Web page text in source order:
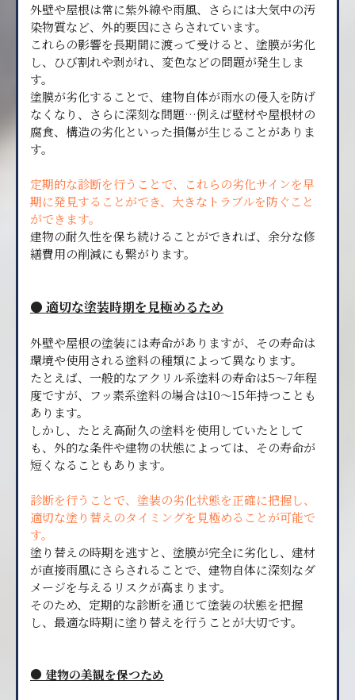
外壁や屋根は常に紫外線や雨風、さらには大気中の汚
染物質など、外的要因にさらされています。
これらの影響を長期間に渡って受けると、塗膜が劣化
し、ひび割れや剥がれ、変色などの問題が発生しま
す。
塗膜が劣化することで、建物自体が雨水の侵入を防げ
なくなり、さらに深刻な問題…例えば壁材や屋根材の
腐食、構造の劣化といった損傷が生じることがありま
す。
定期的な診断を行うことで、これらの劣化サインを早
期に発見することができ、大きなトラブルを防ぐこと
ができます。
建物の耐久性を保ち続けることができれば、余分な修
繕費用の削減にも繋がります。
● 適切な塗装時期を見極めるため
外壁や屋根の塗装には寿命がありますが、その寿命は
環境や使用される塗料の種類によって異なります。
たとえば、一般的なアクリル系塗料の寿命は5〜7年程
度ですが、フッ素系塗料の場合は10〜15年持つことも
あります。
しかし、たとえ高耐久の塗料を使用していたとして
も、外的な条件や建物の状態によっては、その寿命が
短くなることもあります。
診断を行うことで、塗装の劣化状態を正確に把握し、
適切な塗り替えのタイミングを見極めることが可能で
す。
塗り替えの時期を逃すと、塗膜が完全に劣化し、建材
が直接雨風にさらされることで、建物自体に深刻なダ
メージを与えるリスクが高まります。
そのため、定期的な診断を通じて塗装の状態を把握
し、最適な時期に塗り替えを行うことが大切です。
● 建物の美観を保つため